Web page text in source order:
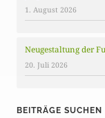
1. August 2026
Neugestaltung der
20. Juli 2026
BEITRÄGE SUCHEN